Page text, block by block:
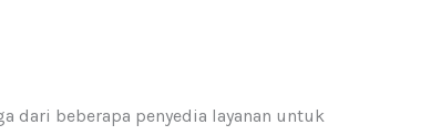
dari beberapa penyedia layanan untuk